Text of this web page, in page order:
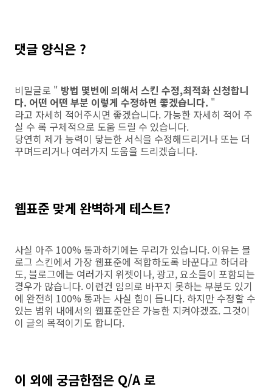
댓글 양식은 ?
비밀글로 " 방법 몇번에 의해서 스킨 수정,최적화 신청합니
다. 어떤 어떤 부분 이렇게 수정하면 좋겠습니다. "
라고 자세히 적어주시면 좋겠습니다. 가능한 자세히 적어 주
실 수 록 구체적으로 도움 드릴 수 있습니다.
당연히 제가 능력이 닿는한 서식을 수정해드리거나 또는 더
꾸며드리거나 여러가지 도움을 드리겠습니다.
웹표준 맞게 완벽하게 테스트?
사실 아주 100% 통과하기에는 무리가 있습니다. 이유는 블
로그 스킨에서 가장 웹표준에 적합하도록 바꾼다고 하더라
도, 블로그에는 여러가지 위젯이나, 광고, 요소들이 포함되는
경우가 많습니다. 이런건 임의로 바꾸지 못하는 부분도 있기
에 완전히 100% 통과는 사실 힘이 듭니다. 하지만 수정할 수
있는 범위 내에서의 웹표준안은 가능한 지켜야겠죠. 그것이
이 글의 목적이기도 합니다.
이 외에 궁금한점은 Q/A 로